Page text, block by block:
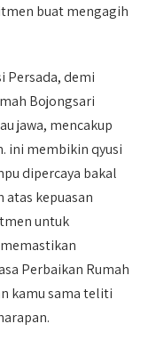
buat mengagih
Persada, demi
Bojongsari
jawa, mencakup
ini membikin qyusi
dipercaya bakal
kepuasan
untuk
Perbaikan Rumah
kamu sama teliti